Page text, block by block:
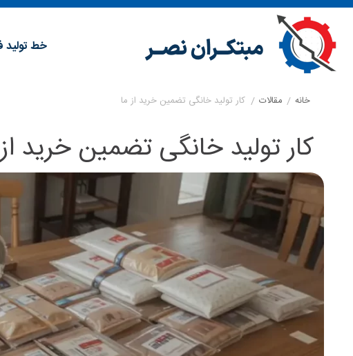
خط تولید
خانه / مقالات / کار تولید خانگی تضمین خرید از ما
کار تولید خانگی تضمین خرید